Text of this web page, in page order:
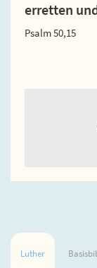
erretten
Psalm 50,15
Luther